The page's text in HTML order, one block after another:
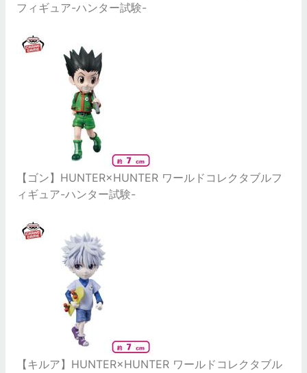
フィギュア-ハンター試験-
【ゴン】HUNTER×HUNTER ワールドコレクタブルフ
ィギュア-ハンター試験-
【キルア】HUNTER×HUNTER ワールドコレクタブル